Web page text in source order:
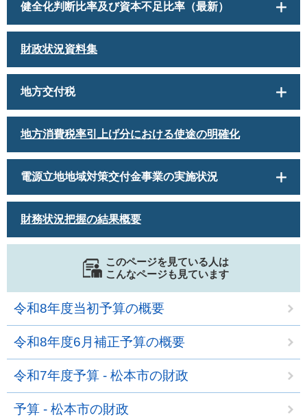
健全化判断比率及び資本不足比率（最新）
財政状況資料集
地方交付税
地方消費税率引上げ分における使途の明確化
電源立地地域対策交付金事業の実施状況
財務状況把握の結果概要
このページを見ている人は
こんなページも見ています
令和8年度当初予算の概要
令和8年度6月補正予算の概要
令和7年度予算 - 松本市の財政
予算 - 松本市の財政